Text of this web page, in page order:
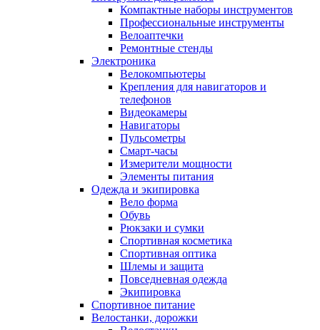
Компактные наборы инструментов
Профессиональные инструменты
Велоаптечки
Ремонтные стенды
Электроника
Велокомпьютеры
Крепления для навигаторов и
телефонов
Видеокамеры
Навигаторы
Пульсометры
Смарт-часы
Измерители мощности
Элементы питания
Одежда и экипировка
Вело форма
Обувь
Рюкзаки и сумки
Спортивная косметика
Спортивная оптика
Шлемы и защита
Повседневная одежда
Экипировка
Спортивное питание
Велостанки, дорожки